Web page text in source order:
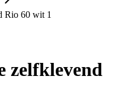
Rio 60 wit 1
zelfklevend